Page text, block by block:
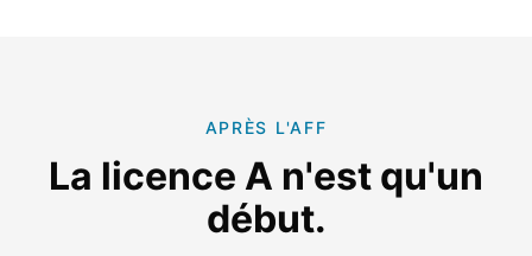
APRÈS L'AFF
La licence A n'est qu'un
début.